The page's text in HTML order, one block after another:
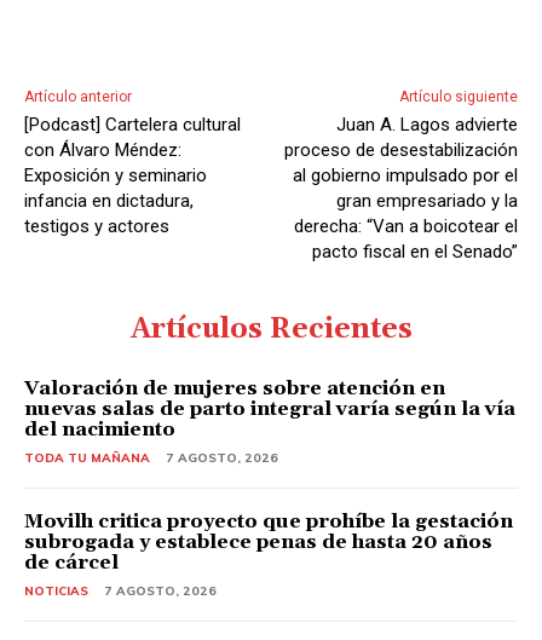
Artículo anterior
[Podcast] Cartelera cultural
con Álvaro Méndez:
Exposición y seminario
infancia en dictadura,
testigos y actores
Artículo siguiente
Juan A. Lagos advierte
proceso de desestabilización
al gobierno impulsado por el
gran empresariado y la
derecha: “Van a boicotear el
pacto fiscal en el Senado”
Artículos Recientes
Valoración de mujeres sobre atención en
nuevas salas de parto integral varía según la vía
del nacimiento
TODA TU MAÑANA 7 AGOSTO, 2026
Movilh critica proyecto que prohíbe la gestación
subrogada y establece penas de hasta 20 años
de cárcel
NOTICIAS 7 AGOSTO, 2026